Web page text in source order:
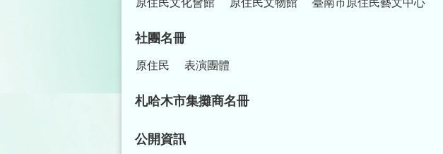
原住民文化會館 原住民文物館 臺南市原住民藝文中心
社團名冊
原住民 表演團體
札哈木市集攤商名冊
公開資訊